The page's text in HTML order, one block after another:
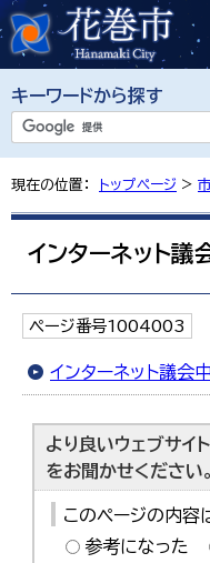
キーワードから探す
現在の位置： トップページ >
インターネット議
ページ番号1004003
インターネット議会
より良いウェブサイ
をお聞かせください。
このページの内容
参考になった